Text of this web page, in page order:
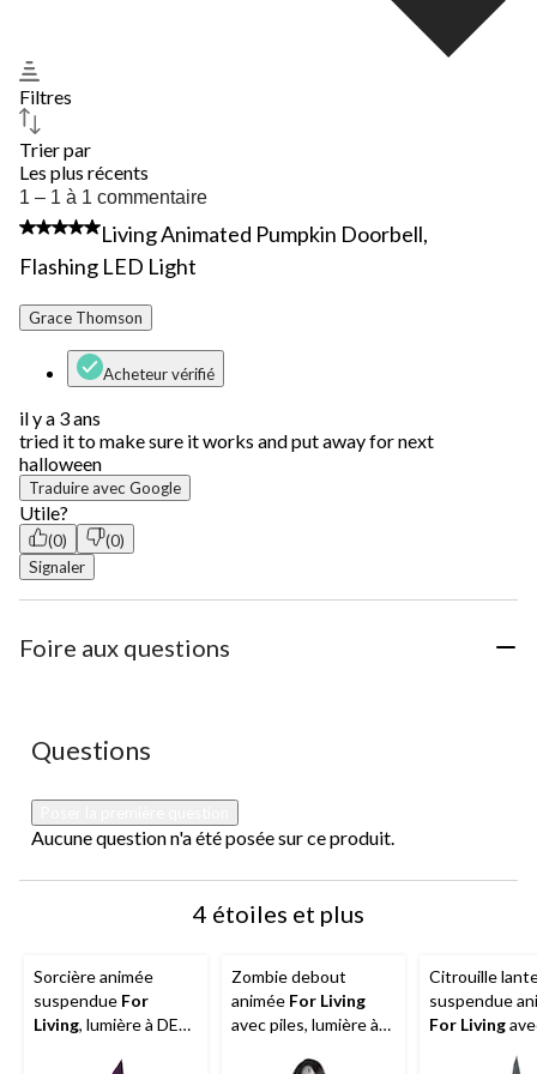
Filtres
Trier par
Les plus récents
1
à
1
à
commentaire.
1 – 1 à 1 commentaire
3 étoile(s) sur 5.
Living Animated Pumpkin Doorbell,
Flashing LED Light
Grace Thomson
Acheteur vérifié
il y a 3 ans
tried it to make sure it works and put away for next
halloween
Traduire avec Google
Utile?
(0)
(0)
Signaler
Foire aux questions
Aucune question n'a été posée sur ce produit.
Questions
Aucune question n'a été posée sur ce produit.
4 étoiles et plus
Sorcière animée
suspendue For
Living, lumière à DEL,
Zombie debout
animée For Living
avec piles, lumière à
Citrouille
suspendue
For Living